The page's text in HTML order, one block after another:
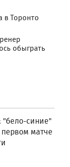
в Торонто
обыграть
"бело-синие"
матче